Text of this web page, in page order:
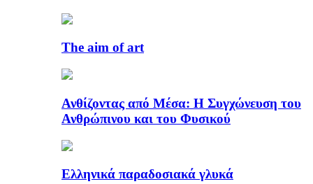
The aim of art
Ανθίζοντας από Μέσα: Η Συγχώνευση του
Ανθρώπινου και του Φυσικού
Ελληνικά παραδοσιακά γλυκά